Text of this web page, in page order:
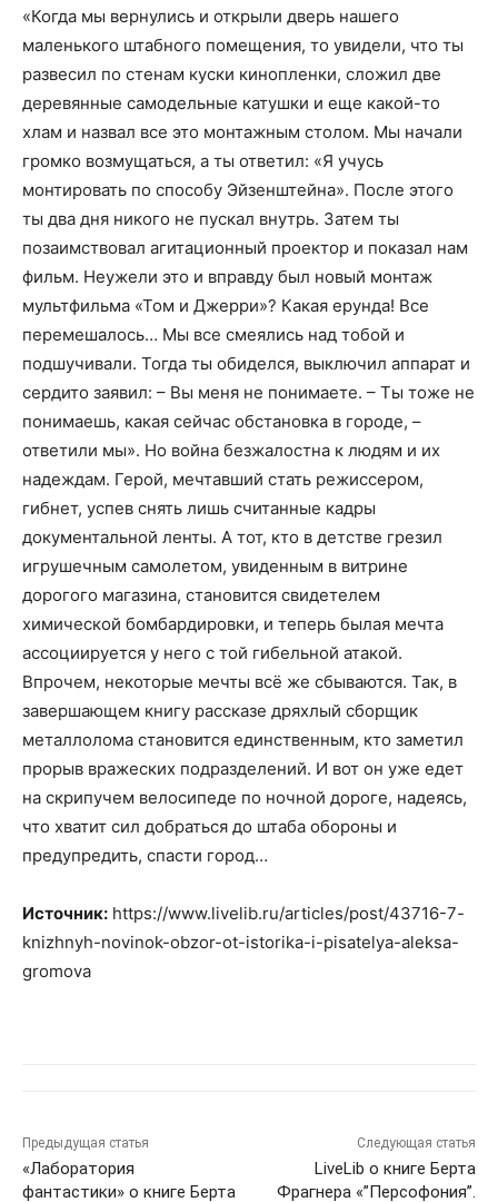
«Когда мы вернулись и открыли дверь нашего
маленького штабного помещения, то увидели, что ты
развесил по стенам куски кинопленки, сложил две
деревянные самодельные катушки и еще какой-то
хлам и назвал все это монтажным столом. Мы начали
громко возмущаться, а ты ответил: «Я учусь
монтировать по способу Эйзенштейна». После этого
ты два дня никого не пускал внутрь. Затем ты
позаимствовал агитационный проектор и показал нам
фильм. Неужели это и вправду был новый монтаж
мультфильма «Том и Джерри»? Какая ерунда! Все
перемешалось… Мы все смеялись над тобой и
подшучивали. Тогда ты обиделся, выключил аппарат и
сердито заявил: – Вы меня не понимаете. – Ты тоже не
понимаешь, какая сейчас обстановка в городе, –
ответили мы». Но война безжалостна к людям и их
надеждам. Герой, мечтавший стать режиссером,
гибнет, успев снять лишь считанные кадры
документальной ленты. А тот, кто в детстве грезил
игрушечным самолетом, увиденным в витрине
дорогого магазина, становится свидетелем
химической бомбардировки, и теперь былая мечта
ассоциируется у него с той гибельной атакой.
Впрочем, некоторые мечты всё же сбываются. Так, в
завершающем книгу рассказе дряхлый сборщик
металлолома становится единственным, кто заметил
прорыв вражеских подразделений. И вот он уже едет
на скрипучем велосипеде по ночной дороге, надеясь,
что хватит сил добраться до штаба обороны и
предупредить, спасти город…
Источник: https://www.livelib.ru/articles/post/43716-7-
knizhnyh-novinok-obzor-ot-istorika-i-pisatelya-aleksa-
gromova
Предыдущая статья
«Лаборатория
фантастики» о книге Берта
Следующая статья
LiveLib о книге Берта
Фрагнера «”Персофония”.